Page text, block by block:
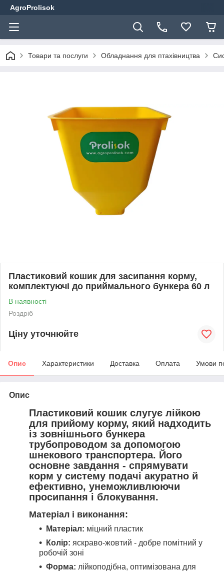
AgroProlisok
Товари та послуги Обладнання для птахівництва
Пластиковий кошик для засипання корму,
комплектуючі до приймального бункера 60 л
В наявності
Роздріб
Ціну уточнюйте
Опис Характеристики Доставка Оплата Умови
Опис
Пластиковий кошик слугує лійкою
для прийому корму, який надходить
із зовнішнього бункера
трубопроводом за допомогою
шнекового транспортера. Його
основне завдання - спрямувати
корм у систему подачі акуратно й
ефективно, унеможливлюючи
просипання і блокування.
Матеріал і виконання:
Матеріал: міцний пластик
Колір: яскраво-жовтий - добре помітний у
робочій зоні
Форма: лійкоподібна, оптимізована для